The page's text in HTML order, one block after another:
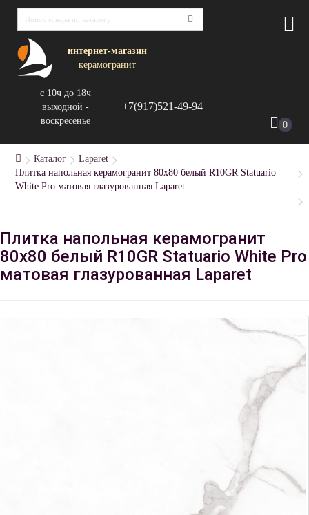
интернет-магазин
керамогранит
с 10ч до 18ч
выходной -
воскресенье
+7(917)521-49-94
0
Каталог
Laparet
Плитка напольная керамогранит 80x80 белый R10GR Statuario
White Pro матовая глазурованная Laparet
Плитка напольная керамогранит
80x80 белый R10GR Statuario White Pro
матовая глазурованная Laparet